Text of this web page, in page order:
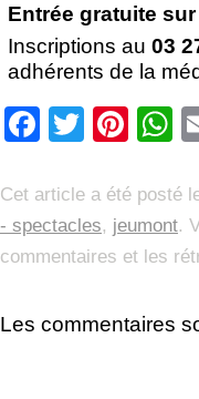
Entrée gratuite
Inscriptions au 03
adhérents de la
Facebook
Twitter
Cet article a été posté
- spectacles, jeumont.
commentaires et les
Les commentaires